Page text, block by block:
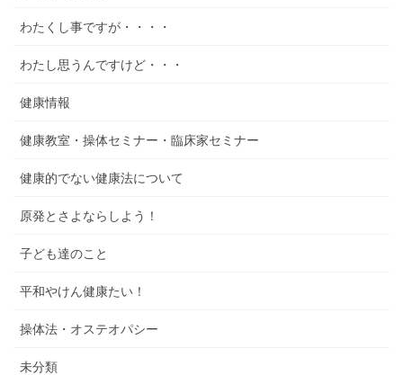
わたくし事ですが・・・・
わたし思うんですけど・・・
健康情報
健康教室・操体セミナー・臨床家セミナー
健康的でない健康法について
原発とさよならしよう！
子ども達のこと
平和やけん健康たい！
操体法・オステオパシー
未分類